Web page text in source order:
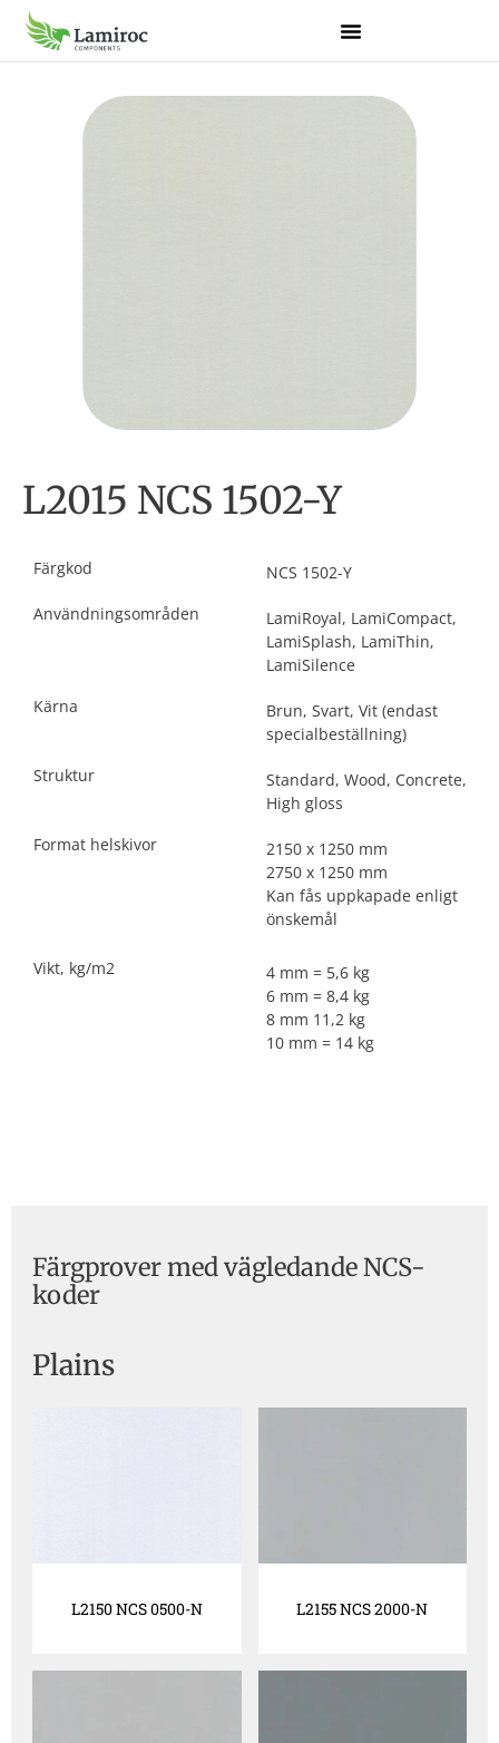
L2015 NCS 1502-Y
Färgkod
NCS 1502-Y
Användningsområden
LamiRoyal, LamiCompact,
LamiSplash, LamiThin,
LamiSilence
Kärna
Brun, Svart, Vit (endast
specialbeställning)
Struktur
Standard, Wood, Concrete,
High gloss
Format helskivor
2150 x 1250 mm
2750 x 1250 mm
Kan fås uppkapade enligt
önskemål
Vikt, kg/m2
4 mm = 5,6 kg
6 mm = 8,4 kg
8 mm 11,2 kg
10 mm = 14 kg
Färgprover med vägledande NCS-
koder
Plains
L2150 NCS 0500-N L2155 NCS 2000-N